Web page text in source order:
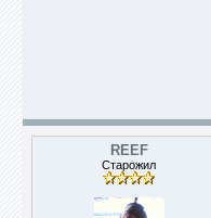
REEF
Старожил